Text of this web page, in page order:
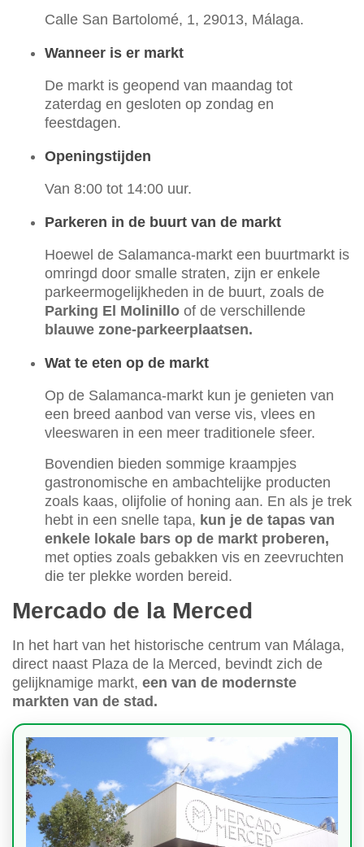
Calle San Bartolomé, 1, 29013, Málaga.
Wanneer is er markt
De markt is geopend van maandag tot
zaterdag en gesloten op zondag en
feestdagen.
Openingstijden
Van 8:00 tot 14:00 uur.
Parkeren in de buurt van de markt
Hoewel de Salamanca-markt een buurtmarkt is
omringd door smalle straten, zijn er enkele
parkeermogelijkheden in de buurt, zoals de
Parking El Molinillo of de verschillende
blauwe zone-parkeerplaatsen.
Wat te eten op de markt
Op de Salamanca-markt kun je genieten van
een breed aanbod van verse vis, vlees en
vleeswaren in een meer traditionele sfeer.
Bovendien bieden sommige kraampjes
gastronomische en ambachtelijke producten
zoals kaas, olijfolie of honing aan. En als je trek
hebt in een snelle tapa, kun je de tapas van
enkele lokale bars op de markt proberen,
met opties zoals gebakken vis en zeevruchten
die ter plekke worden bereid.
Mercado de la Merced
In het hart van het historische centrum van Málaga,
direct naast Plaza de la Merced, bevindt zich de
gelijknamige markt, een van de modernste
markten van de stad.